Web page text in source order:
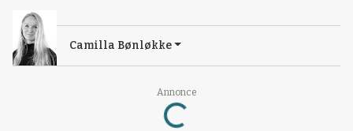
Annonce
Loading...
Camilla Bønløkke